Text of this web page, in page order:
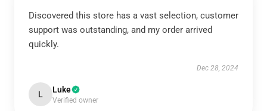
Discovered this store has a vast selection, customer
support was outstanding, and my order arrived
quickly.
Dec 28, 2024
L Luke
Verified owner